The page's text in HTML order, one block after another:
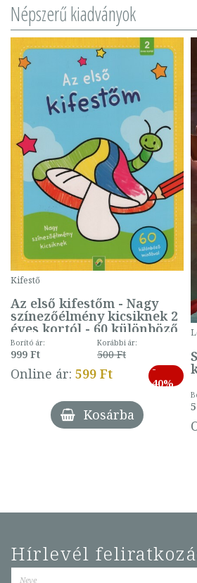
Népszerű kiadványok
Kifestő
Az első kifestőm - Nagy
színezőélmény kicsiknek 2
éves kortól - 60 különböző
mintával (gombás)
Borító ár:
999 Ft
Korábbi ár:
500 Ft
Online ár: 599 Ft
-
40%
Kosárba
Hírlevél